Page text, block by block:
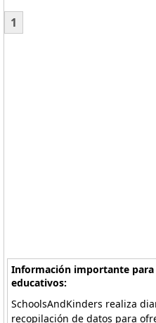
1
Información importante
educativos:
SchoolsAndKinders realiza
recopilación de datos para